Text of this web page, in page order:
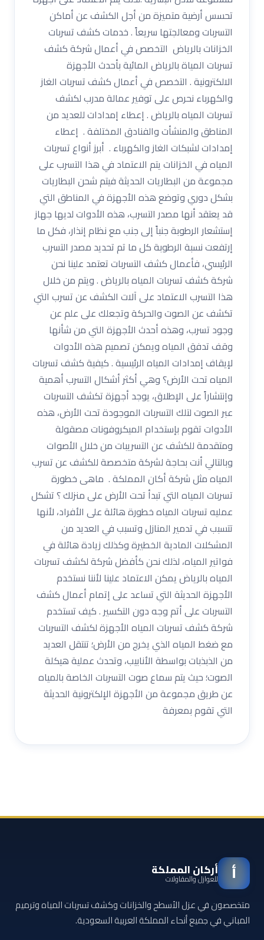
تحسس أرضية متميزة من أجل الكشف عن أماكن
التسربات ومعالجتها سريعاً . خدمات كشف تسربات
الخزانات بالرياض التخصص في أعمال شركة كشف
تسربات المياة بالرياض المائية بأحدث الأجهزة
الالكترونية . التخصص في أعمال كشف تسربات الغاز
والكهرباء نحرص على توفير عمالة مدرب لكشف
تسربات المياه بالرياض . إعطاء إمدادات للعديد من
المناطق والمنشأت والفنادق المختلفة . إعطاء
إمدادات لشبكات الغاز والكهرباء . أبرز أنواع تسربات
المياه في الخزانات يتم الاعتماد في هذا التسرب على
مجموعة من البطاريات الحديثة فيتم شحن البطاريات
بشكل دوري وتوضع هذه الأجهزة في المناطق التي
قد يعتقد أنها مصدر التسرب، هذه الأدوات لديها جهاز
إستشعار الرطوبة جنباً إلى جنب مع نظام إنذار، فكل ما
إرتفعت نسبة الرطوبة كل ما تم تحديد مصدر التسرب
الرئيسي، فأعمال كشف التسربات تعتمد علينا نحن
شركة كشف تسربات المياه بالرياض . ويتم من خلال
هذا التسرب الاعتماد على آلات الكشف عن تسرب التي
تكشف عن الصوت والحركة وتجعلك على علم عن
وجود تسرب، وهذه أحدث الأجهزة التي من شأنها
وقف تدفق المياه ويمكن تصميم هذه الأدوات
لإيقاف إمدادات المياه الرئيسية . كيفية كشف تسربات
المياه تحت الأرض؟ وهي أكثر أشكال التسرب أهمية
وإنتشاراً على الإطلاق، يوجد أجهزة تكشف التسربات
عبر الصوت لتلك التسربات الموجودة تحت الأرض، هذه
الأدوات تقوم بإستخدام الميكروفونات مصقولة
ومتقدمة للكشف عن التسريبات من خلال الأصوات
وبالتالي أنت بحاجة لشركة متخصصة للكشف عن تسرب
المياه مثل شركة أكان المملكة . ماهى خطورة
تسربات المياه التي تبدأ تحت الأرض على منزلك ؟ تشكل
عمليه تسربات المياه خطورة هائلة على الأفراد، لأنها
تتسبب في تدمير المنازل وتسبب في العديد من
المشكلات المادية الخطيرة وكذلك زيادة هائلة في
فواتير المياه، لذلك نحن كأفضل شركة لكشف تسربات
المياه بالرياض يمكن الاعتماد علينا لأننا نستخدم
الأجهزة الحديثة التي تساعد على إتمام أعمال كشف
التسربات على أتم وجه دون التكسير . كيف تستخدم
شركة كشف تسربات المياه الأجهزة لكشف التسربات
مع ضغط المياه الذي يخرج من الأرض؛ تنتقل العديد
من الذبذبات بواسطة الأنابيب، وتحدث عملية هيكلة
الصوت؛ حيث يتم سماع صوت التسربات الخاصة بالمياه
عن طريق مجموعة من الأجهزة الإلكترونية الحديثة
التي تقوم بمعرفة
أ أركان المملكة
للعوازل والمقاولات
متخصصون في عزل الأسطح والخزانات وكشف تسربات المياه وترميم
المباني في جميع أنحاء المملكة العربية السعودية.